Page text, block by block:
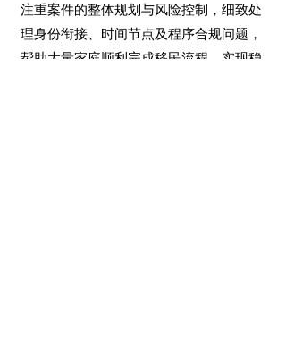
注重案件的整体规划与风险控制，细致处
理身份衔接、时间节点及程序合规问题，
帮助大量家庭顺利完成移民流程，实现稳